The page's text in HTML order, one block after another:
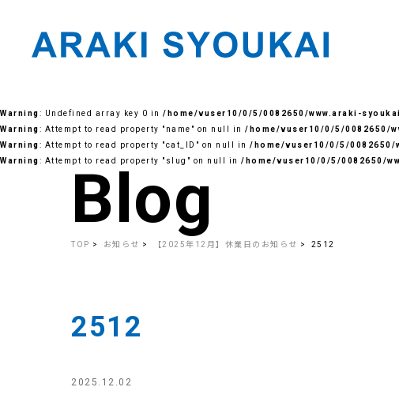
to
content
Warning: Undefined array key 0 in /home/vuser10/0/5/0082650/www.araki-
Warning: Attempt to read property "name" on null in /home/vuser10/0/5/0082650/
Warning: Attempt to read property "cat_ID" on null in /home/vuser10/0/5/
Warning: Attempt to read property "slug" on null in /home/vuser10/0/5/0082650/
Blog
TOP お知らせ 【2025年12月】休業日のお知らせ 2512
2512
2025.12.02